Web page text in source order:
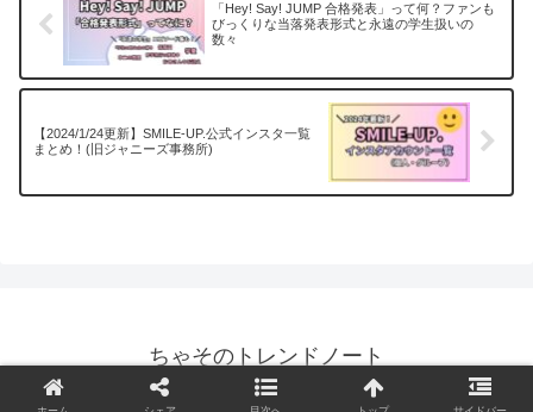
「Hey! Say! JUMP 合格発表」って何？ファンも
びっくりな当落発表形式と永遠の学生扱いの
数々
【2024/1/24更新】SMILE-UP.公式インスタ一覧
まとめ！(旧ジャニーズ事務所)
ちゃそのトレンドノート
Copyright © 2021-2021 created by hiropon.